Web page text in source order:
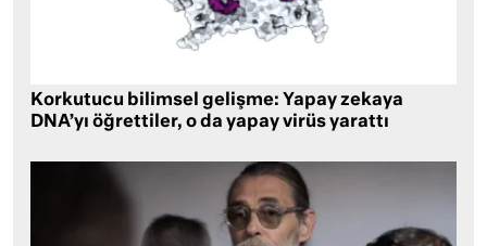
Korkutucu bilimsel gelişme: Yapay zekaya
DNA’yı öğrettiler, o da yapay virüs yarattı